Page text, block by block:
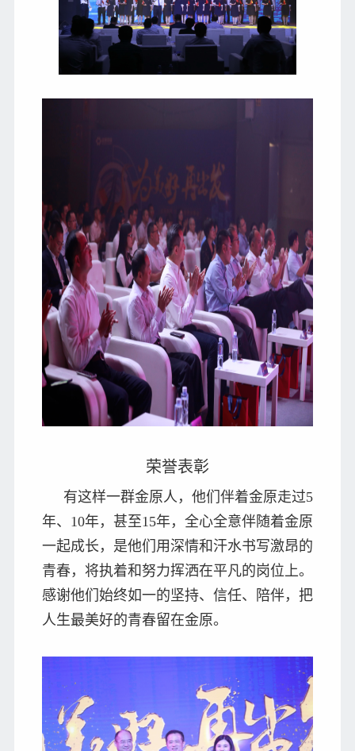
荣誉表彰
有这样一群金原人，他们伴着金原走过5
年、10年，甚至15年，全心全意伴随着金原
一起成长，是他们用深情和汗水书写激昂的
青春，将执着和努力挥洒在平凡的岗位上。
感谢他们始终如一的坚持、信任、陪伴，把
人生最美好的青春留在金原。